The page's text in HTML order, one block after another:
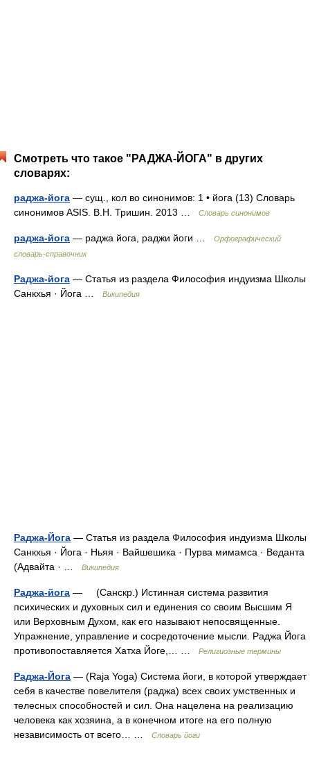
Смотреть что такое "РАДЖА-ЙОГА" в других
словарях:
раджа-йога — сущ., кол во синонимов: 1 • йога (13) Словарь
синонимов ASIS. В.Н. Тришин. 2013 …
Словарь синонимов
раджа-йога — раджа йога, раджи йоги …
Орфографический
словарь-справочник
Раджа-йога — Статья из раздела Философия индуизма Школы
Санкхья · Йога …
Википедия
Раджа-Йога — Статья из раздела Философия индуизма Школы
Санкхья · Йога · Ньяя · Вайшешика · Пурва мимамса · Веданта
(Адвайта · …
Википедия
Раджа-йога — (Санскр.) Истинная система развития
психических и духовных сил и единения со своим Высшим Я
или Верховным Духом, как его называют непосвященные.
Упражнение, управление и сосредоточение мысли. Раджа Йога
противопоставляется Хатха Йоге,… …
Религиозные термины
Раджа-Йога — (Raja Yoga) Система йоги, в которой утверждает
себя в качестве повелителя (раджа) всех своих умственных и
телесных способностей и сил. Она нацелена на реализацию
человека как хозяина, а в конечном итоге на его полную
независимость от всего… …
Словарь йоги